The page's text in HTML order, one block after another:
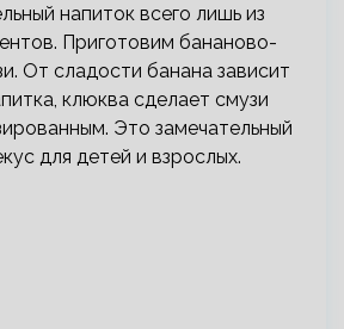
напиток всего лишь из
Приготовим бананово-
От сладости банана зависит
клюква сделает смузи
Это замечательный
для детей и взрослых.